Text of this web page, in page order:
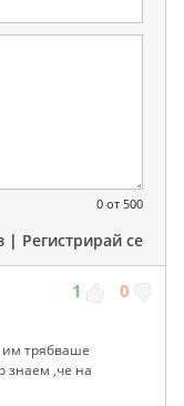
0 от 500
| Регистрирай се
1 0
трябваше
знаем ,че на